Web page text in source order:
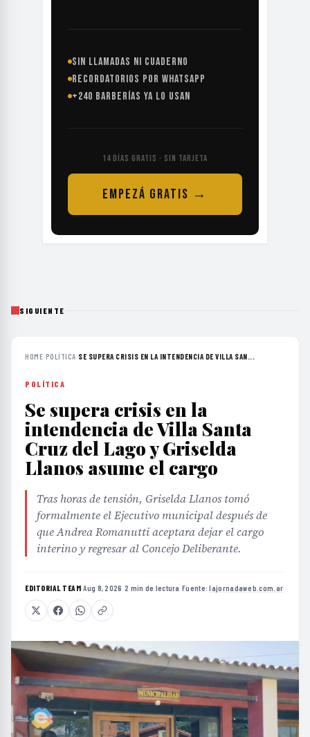
SIN LLAMADAS NI CUADERNO
RECORDATORIOS POR WHATSAPP
+240 BARBERÍAS YA LO USAN
14 DÍAS GRATIS · SIN TARJETA
EMPEZÁ GRATIS →
SIGUIENTE
HOME›POLÍTICA›SE SUPERA CRISIS EN LA INTENDENCIA DE VILLA SAN...
POLÍTICA
Se supera crisis en la
intendencia de Villa Santa
Cruz del Lago y Griselda
Llanos asume el cargo
Tras horas de tensión, Griselda Llanos tomó
formalmente el Ejecutivo municipal después de
que Andrea Romanutti aceptara dejar el cargo
interino y regresar al Concejo Deliberante.
EDITORIAL TEAM·Aug 8, 2026 ·2 min de lectura ·Fuente:lajornadaweb.com.ar